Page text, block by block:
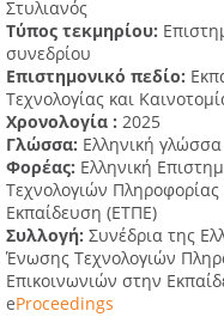
Στυλιανός
Τύπος τεκμηρίου:
συνεδρίου
Επιστημονικό πεδίο:
Τεχνολογίας και
Χρονολογία : 2025
Γλώσσα: Ελληνική γλώσσα
Φορέας: Ελληνική
Τεχνολογιών
Εκπαίδευση (ΕΤΠΕ)
Συλλογή: Συνέδρια της
Ένωσης Τεχνολογιών
Επικοινωνιών στην
eProceedings